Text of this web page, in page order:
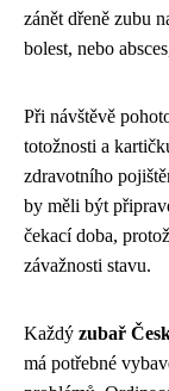
zánět dřeně zubu
bolest, nebo
Při návštěvě
totožnosti a
zdravotního
by měli být
čekací doba,
závažnosti stavu.
Každý zubař
má potřebné